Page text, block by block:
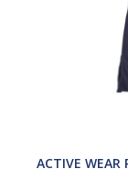
ACTIVE WEAR